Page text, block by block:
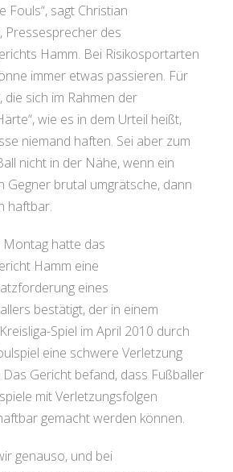
Fouls“, sagt Christian
Pressesprecher des
Hamm. Bei Risikosportarten
immer etwas passieren. Für
die sich im Rahmen der
wie es in dem Urteil heißt,
niemand haften. Sei aber zum
nicht in der Nähe, wenn ein
Gegner brutal umgrätsche, dann
haftbar.
Montag hatte das
Hamm eine
eines
bestätigt, der in einem
Spiel im April 2010 durch
eine schwere Verletzung
Gericht befand, dass Fußballer
mit Verletzungsfolgen
gemacht werden können.
genauso, und bei